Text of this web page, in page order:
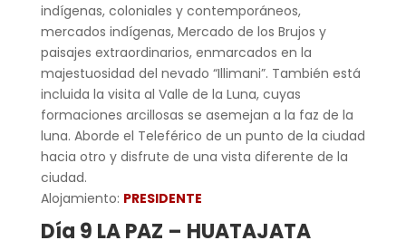
indígenas, coloniales y contemporáneos,
mercados indígenas, Mercado de los Brujos y
paisajes extraordinarios, enmarcados en la
majestuosidad del nevado “Illimani”. También está
incluida la visita al Valle de la Luna, cuyas
formaciones arcillosas se asemejan a la faz de la
luna. Aborde el Teleférico de un punto de la ciudad
hacia otro y disfrute de una vista diferente de la
ciudad.
Alojamiento: PRESIDENTE
Día 9 LA PAZ – HUATAJATA